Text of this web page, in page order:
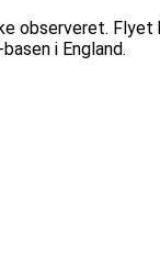
observeret.
i England.